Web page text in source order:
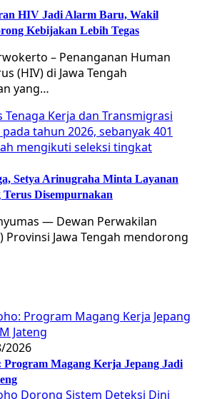
HIV Jadi Alarm Baru, Wakil
Kebijakan Lebih Tegas
– Penanganan Human
(HIV) di Jawa Tengah
yang…
Setya Arinugraha Minta Layanan
Disempurnakan
— Dewan Perwakilan
Provinsi Jawa Tengah mendorong
2026
Magang Kerja Jepang Jadi